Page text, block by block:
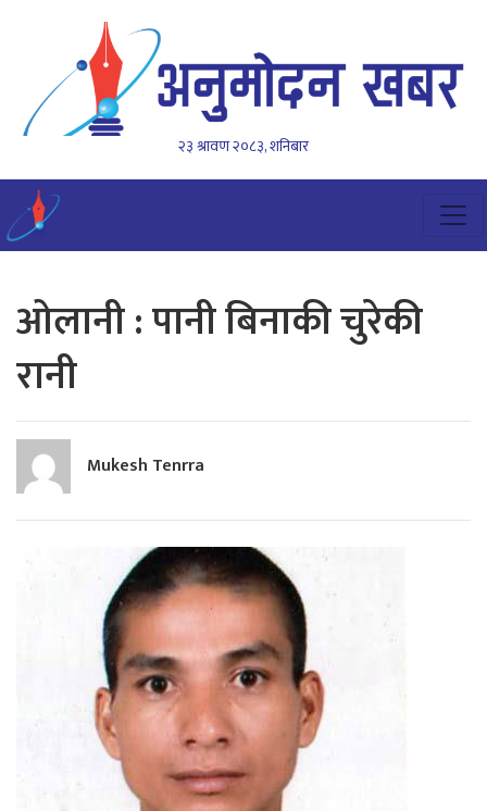
२३ श्रावण २०८३, शनिबार
ओलानी : पानी बिनाकी चुरेकी
रानी
Mukesh Tenrra